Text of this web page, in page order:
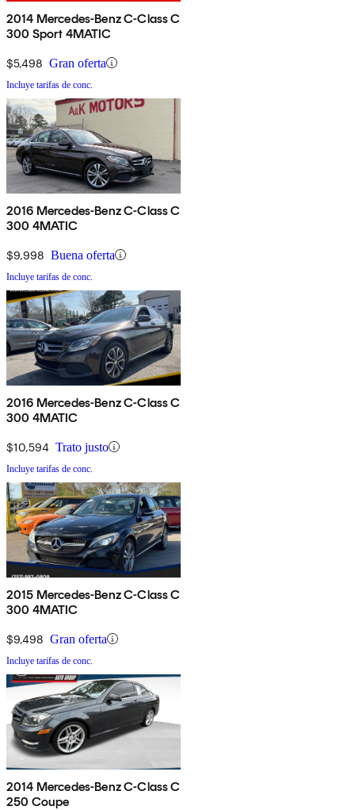
2014 Mercedes-Benz C-Class C
300 Sport 4MATIC
$5,498 Gran oferta
Incluye tarifas de conc.
2016 Mercedes-Benz C-Class C
300 4MATIC
$9,998 Buena oferta
Incluye tarifas de conc.
2016 Mercedes-Benz C-Class C
300 4MATIC
$10,594 Trato justo
Incluye tarifas de conc.
2015 Mercedes-Benz C-Class C
300 4MATIC
$9,498 Gran oferta
Incluye tarifas de conc.
2014 Mercedes-Benz C-Class C
250 Coupe